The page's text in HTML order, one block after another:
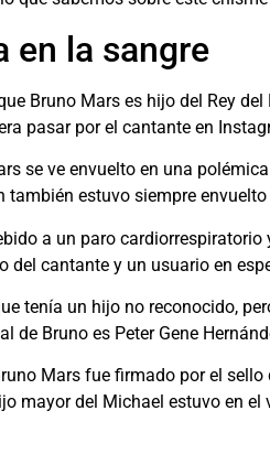
en la sangre
Bruno Mars es hijo del Rey
pasar por el cantante en
se ve envuelto en una
estuvo siempre
a un paro
del cantante y un usuario en
tenía un hijo no reconocido,
de Bruno es Peter Gene
Mars fue firmado por el
mayor del Michael estuvo en